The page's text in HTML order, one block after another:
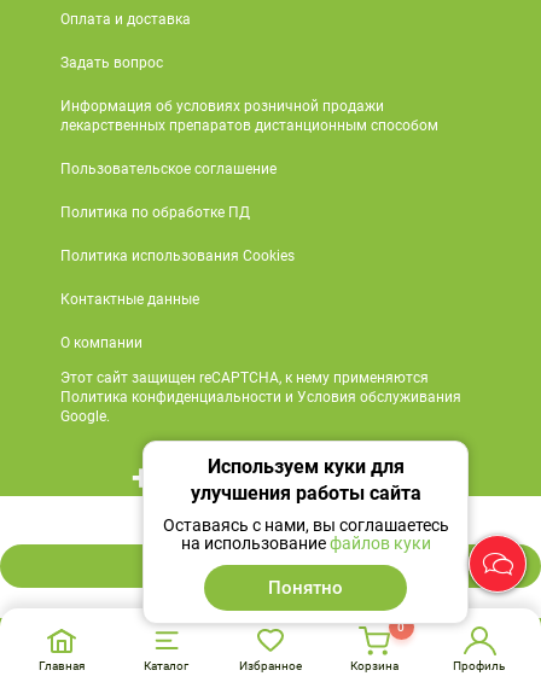
1 903 ₽
В корзину
Оплата и доставка
Задать вопрос
Информация об условиях розничной продажи
лекарственных препаратов дистанционным способом
Пользовательское соглашение
Политика по обработке ПД
Политика использования Cookies
Контактные данные
О компании
Этот сайт защищен reCAPTCHA, к нему применяются
Политика конфиденциальности и Условия обслуживания
Google.
+7 495 419 18 18
Мы в социальных сетях
Главная Каталог Избранное Корзина
0
Профиль
Используем куки для
улучшения работы сайта
Оставаясь с нами, вы соглашаетесь
на использованиефайлов куки
Понятно